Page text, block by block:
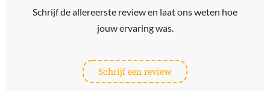
Schrijf de allereerste review en laat ons weten hoe
jouw ervaring was.
Schrijf een review